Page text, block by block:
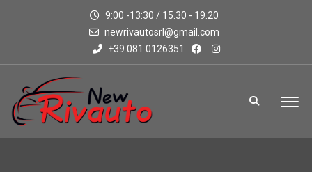
9:00 -13:30 / 15.30 - 19.20
newrivautosrl@gmail.com
+39 081 0126351